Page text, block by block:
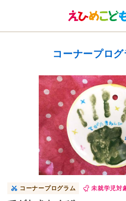
コーナープロ
コーナープログラム 未就学児対